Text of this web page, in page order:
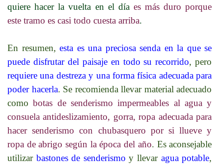
quiere hacer la vuelta en el día es más duro porque
este tramo es casi todo cuesta arriba.
En resumen,esta es una preciosa senda en la que se
puede disfrutar del paisaje en todo su recorrido, pero
requiere una destreza y una forma física adecuada para
poder hacerla. Se recomienda llevar material adecuado
comobotas de senderismo impermeables al agua y
consuela antideslizamiento, gorra, ropa adecuada para
hacer senderismo con chubasquero por si llueve y
ropa de abrigo según la época del año. Es aconsejable
utilizar bastones de senderismo y llevar agua potable,